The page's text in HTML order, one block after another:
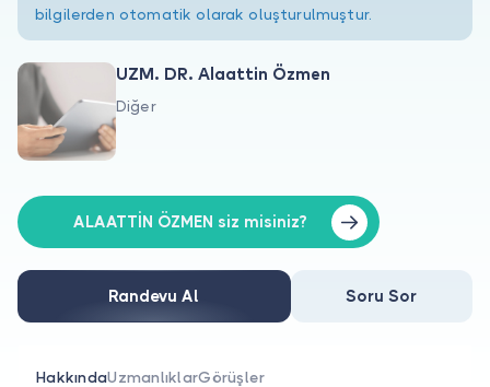
Hakkımızda
Doktorlar için
Doktor musunuz?
bilgilerden otomatik olarak oluşturulmuştur.
UZM. DR. Alaattin Özmen
Diğer
ALAATTİN ÖZMEN siz misiniz?
Randevu Al Soru Sor
HakkındaUzmanlıklarGörüşler